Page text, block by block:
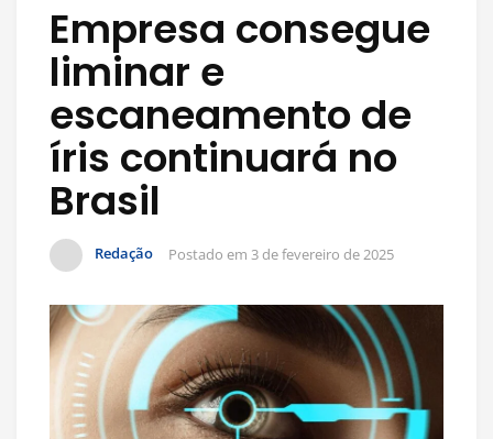
Empresa consegue
liminar e
escaneamento de
íris continuará no
Brasil
Redação Postado em 3 de fevereiro de 2025